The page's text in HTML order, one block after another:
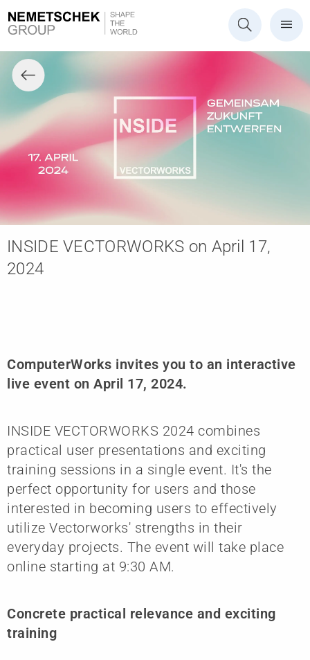
INSIDE VECTORWORKS on April 17,
2024
ComputerWorks invites you to an interactive
live event on April 17, 2024.
INSIDE VECTORWORKS 2024 combines
practical user presentations and exciting
training sessions in a single event. It's the
perfect opportunity for users and those
interested in becoming users to effectively
utilize Vectorworks' strengths in their
everyday projects. The event will take place
online starting at 9:30 AM.
Concrete practical relevance and exciting
training